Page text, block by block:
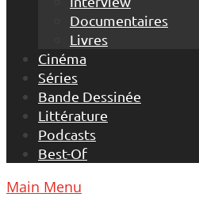
Documentaires
Livres
Cinéma
Séries
Bande Dessinée
Littérature
Podcasts
Best-Of
Main Menu